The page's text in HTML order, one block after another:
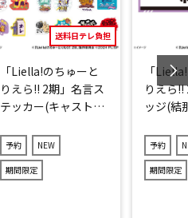
送料日テレ負担
「Liella!のちゅーと
りえら!! 2期」名言ス
テッカー(キャストve
ム11種)
予約 NEW
期間限定
「
りえら
ッジ(結
予約
期間限定